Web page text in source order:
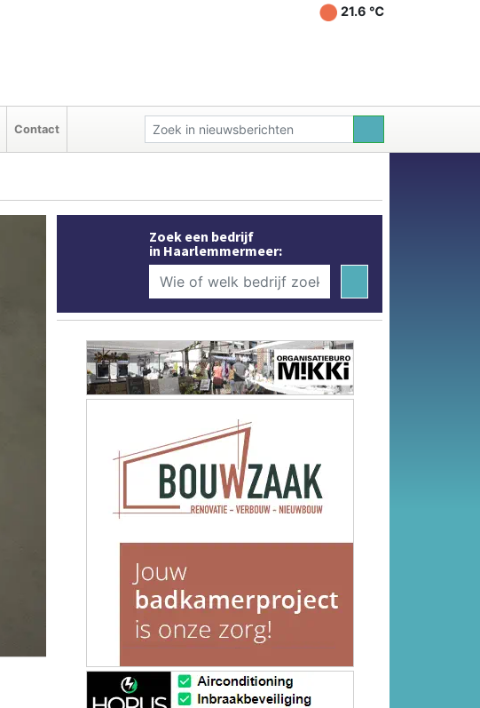
21.6 ℃
Contact
Zoek een bedrijf
in Haarlemmermeer: